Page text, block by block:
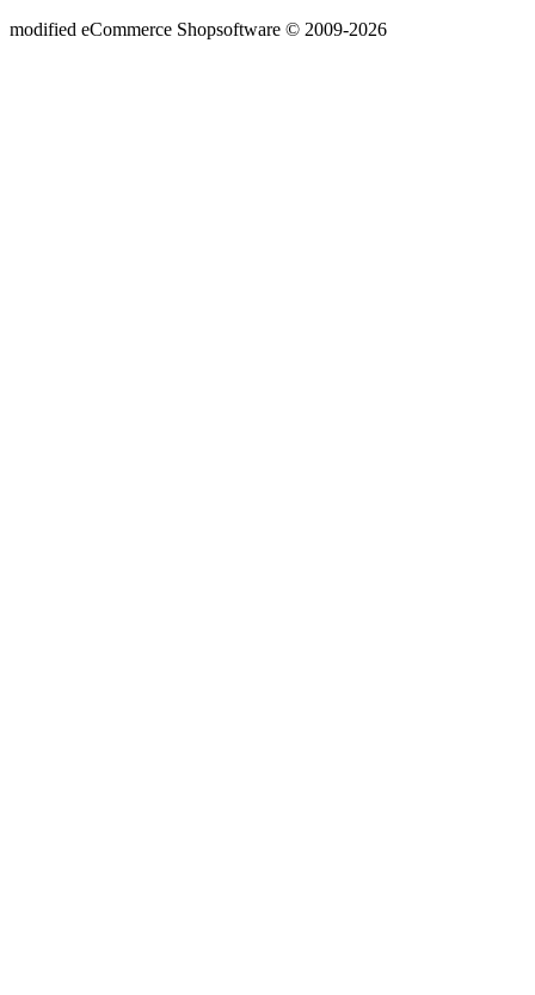
modified eCommerce Shopsoftware © 2009-2026